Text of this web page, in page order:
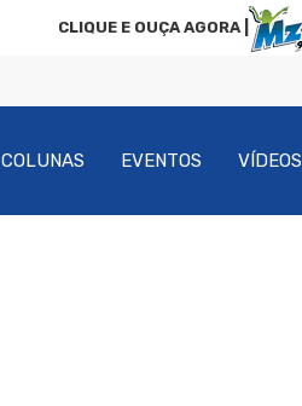
CLIQUE E OUÇA AGORA |
COLUNAS EVENTOS VÍDEOS